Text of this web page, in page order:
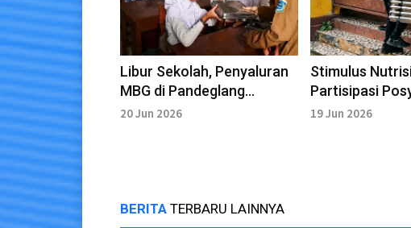
Libur Sekolah, Penyaluran
MBG di Pandeglang
Dihentikan
20 Jun 2026
Stimulus
Partisipasi
19 Jun 2026
BERITA TERBARU LAINNYA